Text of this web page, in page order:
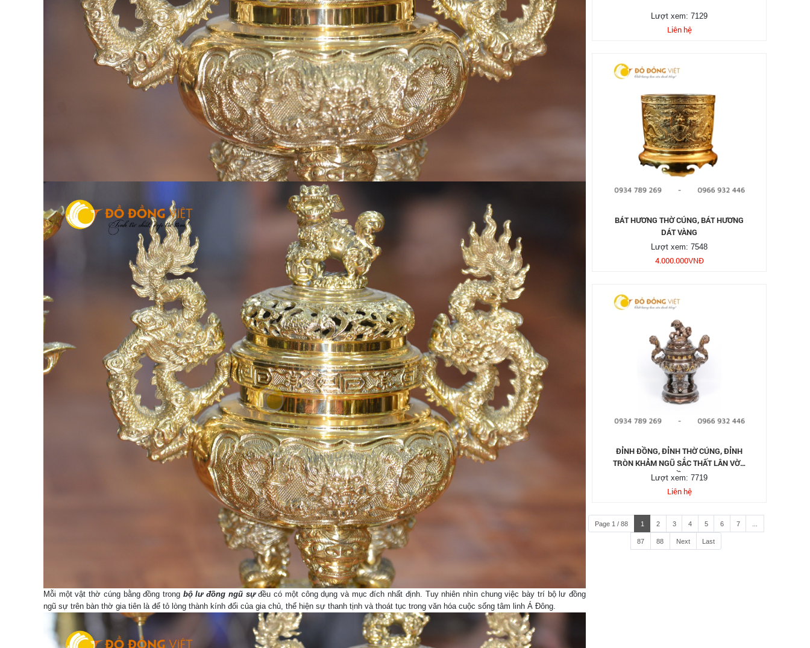
Mỗi một vật thờ cúng bằng đồng trong bộ lư đồng ngũ sựđều có một công dụng và mục đích nhất định. Tuy nhiên nhìn chung việc bày trí bộ lư đồng
ngũ sự trên bàn thờ gia tiên là để tỏ lòng thành kính đối của gia chủ, thể hiện sự thanh tịnh và thoát tục trong văn hóa cuộc sống tâm linh Á Đông.
Lượt xem: 7129
Liên hệ
BÁT HƯƠNG THỜ CÚNG, BÁT HƯƠNG
DÁT VÀNG
Lượt xem: 7548
4.000.000VNĐ
ĐỈNH ĐỒNG, ĐỈNH THỜ CÚNG, ĐỈNH
TRÒN KHẢM NGŨ SẮC THẤT LÂN VỜN
CẦU
Lượt xem: 7719
Liên hệ
Page 1 / 88 1 2 3 4 5 6 7
87 88 Next Last